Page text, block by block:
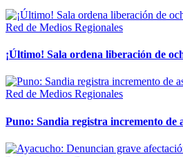
Red de Medios Regionales
¡Último! Sala ordena liberación de
Red de Medios Regionales
Puno: Sandia registra incremento de